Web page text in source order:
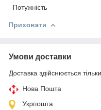
Потужність
Приховати
Умови доставки
Доставка здійснюється
Нова Пошта
Укрпошта